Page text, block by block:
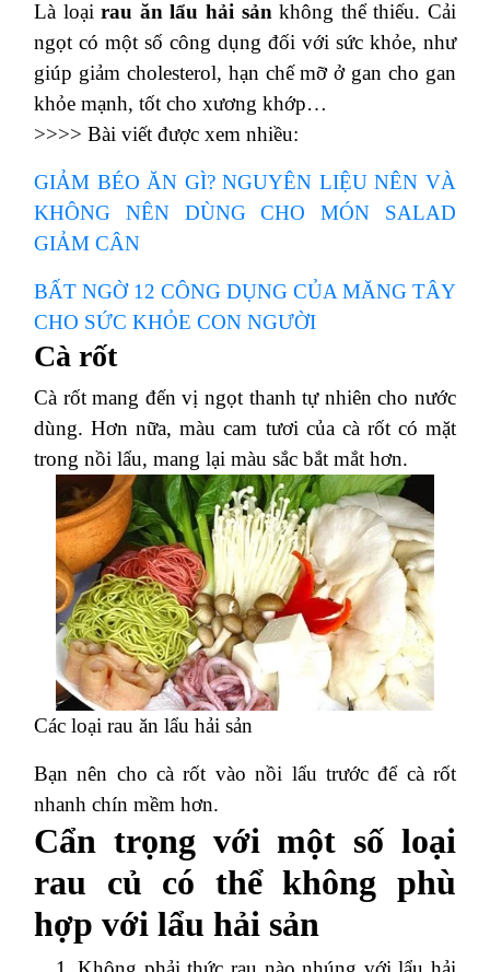
Là loạirau ăn lẩu hải sảnkhông thể thiếu. Cải
ngọt có một số công dụng đối với sức khỏe, như
giúp giảm cholesterol, hạn chế mỡ ở gan cho gan
khỏe mạnh, tốt cho xương khớp…
>>>> Bài viết được xem nhiều:
GIẢM BÉO ĂN GÌ? NGUYÊN LIỆU NÊN VÀ
KHÔNG NÊN DÙNG CHO MÓN SALAD
GIẢM CÂN
BẤT NGỜ 12 CÔNG DỤNG CỦA MĂNG TÂY
CHO SỨC KHỎE CON NGƯỜI
Cà rốt
Cà rốt mang đến vị ngọt thanh tự nhiên cho nước
dùng. Hơn nữa, màu cam tươi của cà rốt có mặt
trong nồi lẩu, mang lại màu sắc bắt mắt hơn.
Các loại rau ăn lẩu hải sản
Bạn nên cho cà rốt vào nồi lẩu trước để cà rốt
nhanh chín mềm hơn.
Cẩn trọng với một số loại
rau củ có thể không phù
hợp với lẩu hải sản